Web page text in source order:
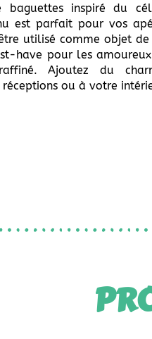
inspiré du
est parfait pour vos
utilisé comme objet
have pour les amoureux
Ajoutez du
ou à votre